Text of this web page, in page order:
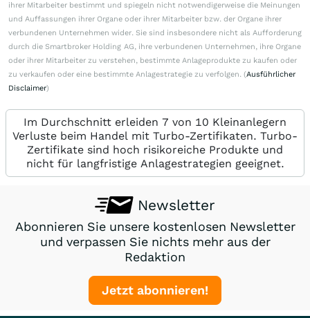
ihrer Mitarbeiter bestimmt und spiegeln nicht notwendigerweise die Meinungen
und Auffassungen ihrer Organe oder ihrer Mitarbeiter bzw. der Organe ihrer
verbundenen Unternehmen wider. Sie sind insbesondere nicht als Aufforderung
durch die Smartbroker Holding AG, ihre verbundenen Unternehmen, ihre Organe
oder ihrer Mitarbeiter zu verstehen, bestimmte Anlageprodukte zu kaufen oder
zu verkaufen oder eine bestimmte Anlagestrategie zu verfolgen. (Ausführlicher
Disclaimer)
Im Durchschnitt erleiden 7 von 10 Kleinanlegern
Verluste beim Handel mit Turbo-Zertifikaten. Turbo-
Zertifikate sind hoch risikoreiche Produkte und
nicht für langfristige Anlagestrategien geeignet.
Newsletter
Abonnieren Sie unsere kostenlosen Newsletter
und verpassen Sie nichts mehr aus der
Redaktion
Jetzt abonnieren!